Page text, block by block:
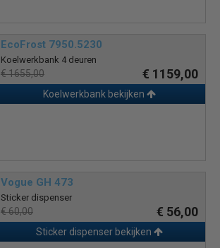
EcoFrost 7950.5230
Koelwerkbank 4 deuren
€ 1655,00 € 1159,00
Koelwerkbank bekijken
Vogue GH 473
Sticker dispenser
€ 60,00 € 56,00
Sticker dispenser bekijken